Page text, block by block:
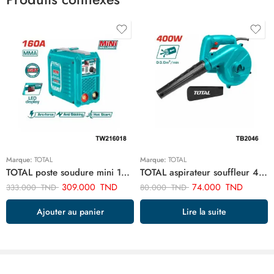
Marque: TOTAL
TOTAL poste soudure mini 160a TW216018
333.000TND 309.000 TND
Ajouter au panier
Marque: TOTAL
TOTAL aspirateur souffleur 400w TB2046
80.000TND 74.000 TND
Lire la suite